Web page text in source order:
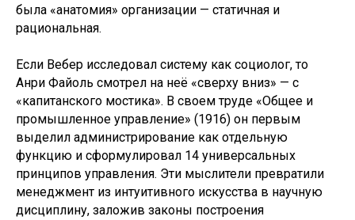
была «анатомия» организации — статичная и
рациональная.
Если Вебер исследовал систему как социолог, то
Анри Файоль смотрел на неё «сверху вниз» — с
«капитанского мостика». В своем труде «Общее и
промышленное управление» (1916) он первым
выделил администрирование как отдельную
функцию и сформулировал 14 универсальных
принципов управления. Эти мыслители превратили
менеджмент из интуитивного искусства в научную
дисциплину, заложив законы построения